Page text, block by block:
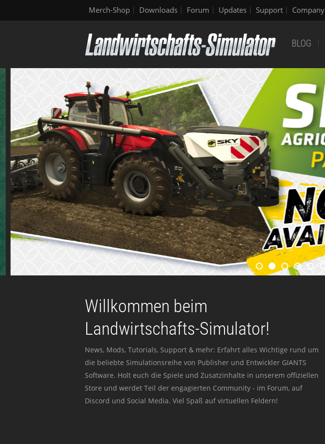
Merch-Shop Downloads Forum Updates Support Company
BLOG
Willkommen beim
Landwirtschafts-Simulator!
News, Mods, Tutorials, Support & mehr: Erfahrt alles Wichtige rund um
die beliebte Simulationsreihe von Publisher und Entwickler GIANTS
Software. Holt euch die Spiele und Zusatzinhalte in unserem offiziellen
Store und werdet Teil der engagierten Community - im Forum, auf
Discord und Social Media. Viel Spaß auf virtuellen Feldern!